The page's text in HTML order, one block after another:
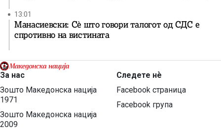
13:01
Манасиевски: Сè што говори талогот од СДС е
спротивно на вистината
За нас
Зошто Македонска нација
1971
Зошто Македонска нација
2009
Следете нѐ
Facebook страница
Facebook група